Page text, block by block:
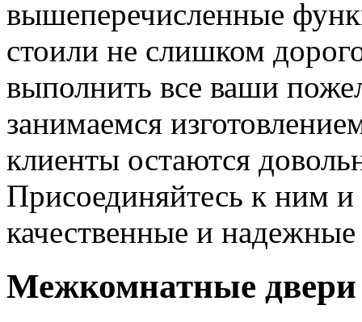
вышеперечисленные
стоили не слишком
выполнить все ваши
занимаемся
клиенты остаются
Присоединяйтесь к ним
качественные и
Межкомнатные двери